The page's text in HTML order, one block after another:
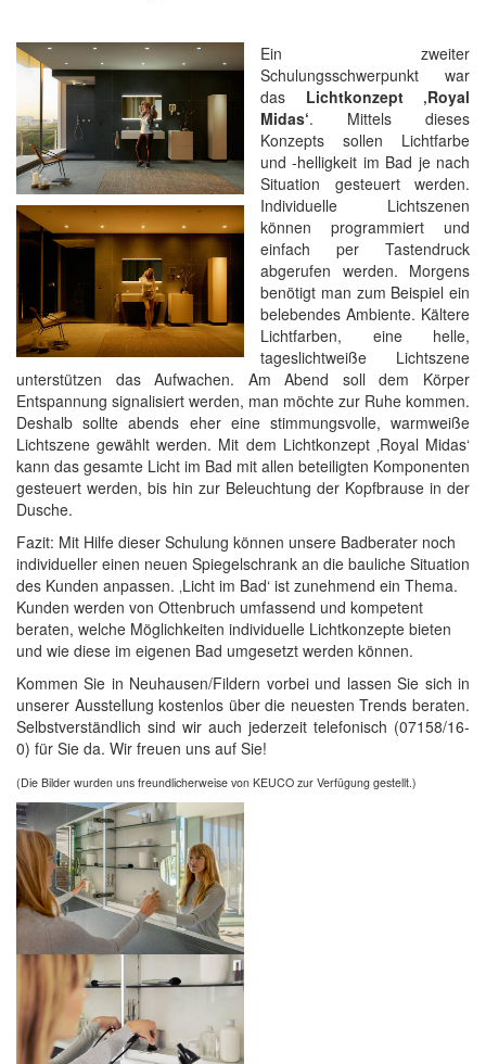
Ein zweiter
Schulungsschwerpunkt war
das Lichtkonzept ‚Royal
Midas‘. Mittels dieses
Konzepts sollen Lichtfarbe
und -helligkeit im Bad je nach
Situation gesteuert werden.
Individuelle Lichtszenen
können programmiert und
einfach per Tastendruck
abgerufen werden. Morgens
benötigt man zum Beispiel ein
belebendes Ambiente. Kältere
Lichtfarben, eine helle,
tageslichtweiße Lichtszene
unterstützen das Aufwachen. Am Abend soll dem Körper
Entspannung signalisiert werden, man möchte zur Ruhe kommen.
Deshalb sollte abends eher eine stimmungsvolle, warmweiße
Lichtszene gewählt werden. Mit dem Lichtkonzept ‚Royal Midas‘
kann das gesamte Licht im Bad mit allen beteiligten Komponenten
gesteuert werden, bis hin zur Beleuchtung der Kopfbrause in der
Dusche.
Fazit: Mit Hilfe dieser Schulung können unsere Badberater noch
individueller einen neuen Spiegelschrank an die bauliche Situation
des Kunden anpassen. ‚Licht im Bad‘ ist zunehmend ein Thema.
Kunden werden von Ottenbruch umfassend und kompetent
beraten, welche Möglichkeiten individuelle Lichtkonzepte bieten
und wie diese im eigenen Bad umgesetzt werden können.
Kommen Sie in Neuhausen/Fildern vorbei und lassen Sie sich in
unserer Ausstellung kostenlos über die neuesten Trends beraten.
Selbstverständlich sind wir auch jederzeit telefonisch (07158/16-
0) für Sie da. Wir freuen uns auf Sie!
(Die Bilder wurden uns freundlicherweise von KEUCO zur Verfügung gestellt.)